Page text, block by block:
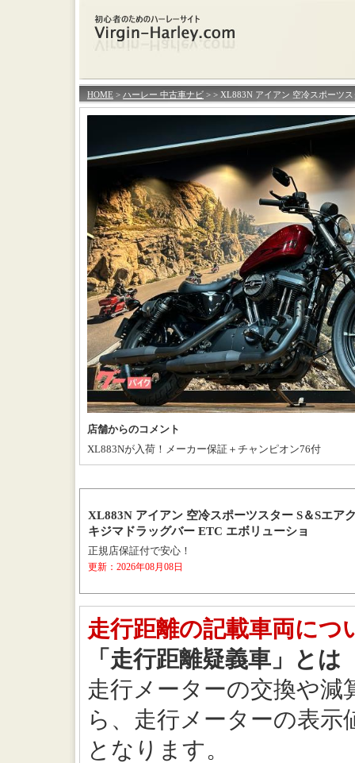
HOME > ハーレー 中古車ナビ > > XL883N アイアン 空冷スポーツ
店舗からのコメント
XL883Nが入荷！メーカー保証＋チャンピオン76付
XL883N アイアン 空冷スポーツスター S＆Sエア
キジマドラッグバー ETC エボリューショ
正規店保証付で安心！
更新：2026年08月08日
走行距離の記載車両につ
「走行距離疑義車」とは
走行メーターの交換や減
ら、走行メーターの表
となります。